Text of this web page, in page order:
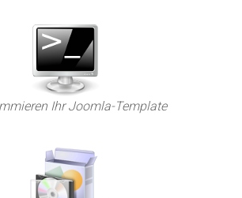
Ihr Joomla-Template